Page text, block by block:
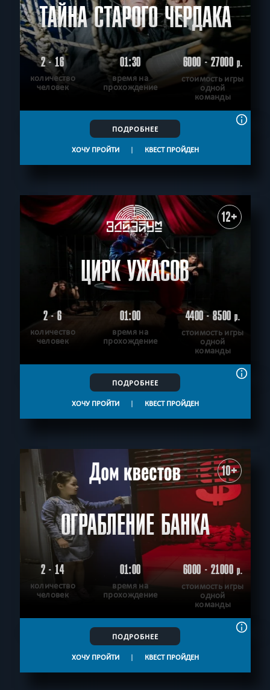
ТАЙНА СТАРОГО ЧЕРДАКА
2 - 16
количество
человек
01:30
время на
прохождение
6000 - 27000р.
стоимость игры
одной
команды
ПОДРОБНЕЕ
ХОЧУ ПРОЙТИ | КВЕСТ ПРОЙДЕН
12+
ЦИРК УЖАСОВ
2 - 6
количество
человек
01:00
время на
прохождение
4400 - 8500р.
стоимость игры
одной
команды
ПОДРОБНЕЕ
ХОЧУ ПРОЙТИ | КВЕСТ ПРОЙДЕН
10+
ОГРАБЛЕНИЕ БАНКА
2 - 14
количество
человек
01:00
время на
прохождение
6000 - 21000р.
стоимость игры
одной
команды
ПОДРОБНЕЕ
ХОЧУ ПРОЙТИ | КВЕСТ ПРОЙДЕН